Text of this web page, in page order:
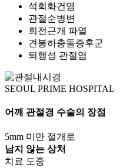
석회화건염
관절순병변
회전근개 파열
견봉하충돌증후군
퇴행성 관절염
SEOUL PRIME HOSPITAL
어깨 관절경 수술의 장점
5mm 미만 절개로
남지 않는 상처
치료 도중